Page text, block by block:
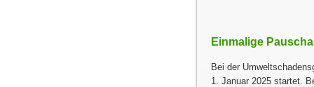
Einmalige
Bei der
1. Januar 2025 startet.